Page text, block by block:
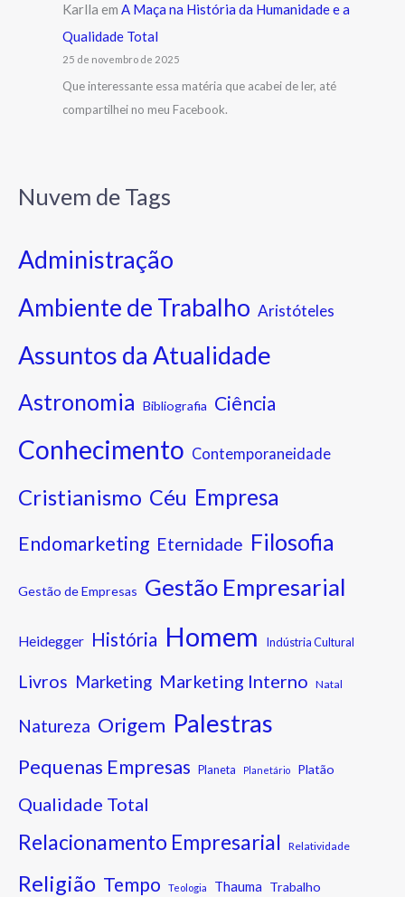
Karlla em A Maça na História da Humanidade e a
Qualidade Total
25 de novembro de 2025
Que interessante essa matéria que acabei de ler, até
compartilhei no meu Facebook.
Nuvem de Tags
Administração
Ambiente de Trabalho Aristóteles
Assuntos da Atualidade
Astronomia Bibliografia Ciência
Conhecimento Contemporaneidade
Cristianismo Céu Empresa
Endomarketing Eternidade Filosofia
Gestão de Empresas Gestão Empresarial
Heidegger História Homem Indústria Cultural
Livros Marketing Marketing Interno Natal
Natureza Origem Palestras
Pequenas Empresas Planeta Planetário Platão
Qualidade Total
Relacionamento Empresarial Relatividade
Religião Tempo Teologia Thauma Trabalho